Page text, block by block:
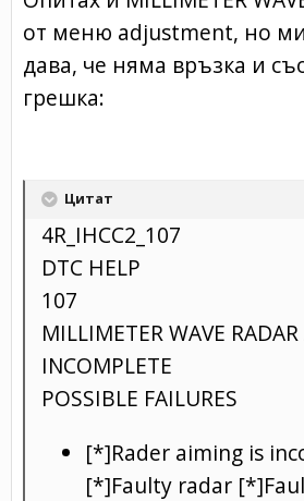
от меню adjustment, но
дава, че няма връзка и
грешка:
Цитат
4R_IHCC2_107
DTC HELP
107
MILLIMETER WAVE
INCOMPLETE
POSSIBLE FAILURES
[*]Rader aiming is
[*]Faulty radar